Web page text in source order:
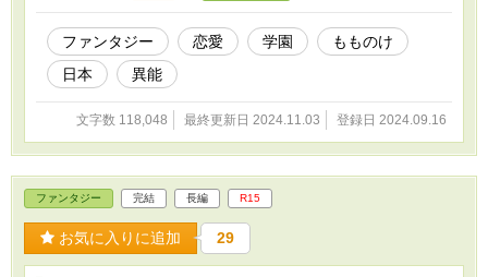
ファンタジー 恋愛 学園
もものけ
日本
異能
文字数 118,048 最終更新日 2024.11.03 登録日 2024.09.16
ファンタジー 完結 長編 R15
お気に入りに追加 29